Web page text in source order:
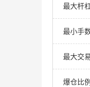
最大杆
最小手
最大交
爆仓比